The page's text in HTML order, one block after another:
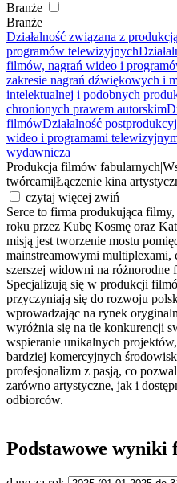
Branże
Branże
Działalność związana z
programów telewizyjnych
filmów, nagrań wideo i
zakresie nagrań dźwiękowych i
intelektualnej i podobnych
chronionych prawem autorskim
filmówDziałalność
wideo i programami
wydawnicza
Produkcja filmów fabularnych
twórcamiŁączenie kina
czytaj więcej zwiń
Serce to firma produkująca filmy,
roku przez Kubę Kosmę oraz
misją jest tworzenie mostu
mainstreamowymi multiplexami,
szerszej widowni na różnorodne
Specjalizują się w produkcji
przyczyniają się do rozwoju
wprowadzając na rynek
wyróżnia się na tle konkurencji
wspieranie unikalnych
bardziej komercyjnych
profesjonalizm z pasją, co
zarówno artystyczne, jak i
odbiorców.
Podstawowe wyniki